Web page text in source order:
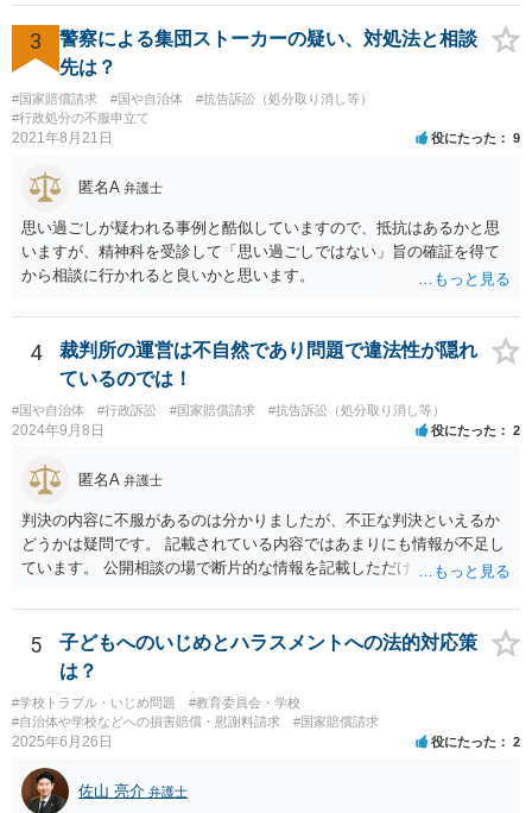
ら、よろしいですねなど尋ねられて同意しないケースは、少ないよう
に思えます。
3
警察による集団ストーカーの疑い、対処法と相談
先は？
#国家賠償請求 #国や自治体
#抗告訴訟（処分取り消し等）
#行政処分の不服申立て
2021年8月21日 役にたった 9
匿名A 弁護士
思い過ごしが疑われる事例と酷似していますので、抵抗はあるかと思
いますが、精神科を受診して「思い過ごしではない」旨の確証を得て
から相談に行かれると良いかと思います。
4
裁判所の運営は不自然であり問題で違法性が隠れ
ているのでは！
#国や自治体 #行政訴訟 #国家賠償請求 #抗告訴訟（処分取り消し等）
2024年9月8日 役にたった 2
匿名A 弁護士
判決の内容に不服があるのは分かりましたが、不正な判決といえるか
どうかは疑問です。 記載されている内容ではあまりにも情報が不足し
ています。 公開相談の場で断片的な情報を記載しただけでは判断が難
ます。
5
子どもへのいじめとハラスメントへの法的対応策
は？
#学校トラブル・いじめ問題
#教育委員会・学校
#自治体や学校などへの損害賠償・慰謝料請求
#国家賠償請求
2025年6月26日 役にたった 2
佐山 亮介 弁護士